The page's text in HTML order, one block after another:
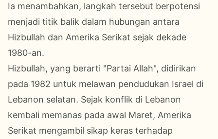
Ia menambahkan, langkah tersebut berpotensi
menjadi titik balik dalam hubungan antara
Hizbullah dan Amerika Serikat sejak dekade
1980-an.
Hizbullah, yang berarti "Partai Allah", didirikan
pada 1982 untuk melawan pendudukan Israel di
Lebanon selatan. Sejak konflik di Lebanon
kembali memanas pada awal Maret, Amerika
Serikat mengambil sikap keras terhadap